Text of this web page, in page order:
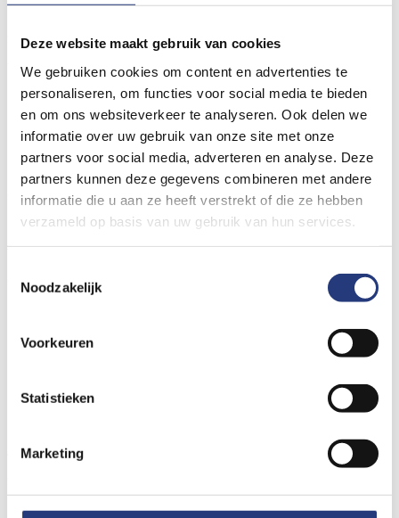
Deze website maakt gebruik van cookies
We gebruiken cookies om content en advertenties te
personaliseren, om functies voor social media te bieden
en om ons websiteverkeer te analyseren. Ook delen we
informatie over uw gebruik van onze site met onze
partners voor social media, adverteren en analyse. Deze
partners kunnen deze gegevens combineren met andere
informatie die u aan ze heeft verstrekt of die ze hebben
verzameld op basis van uw gebruik van hun services.
Noodzakelijk
Voorkeuren
Statistieken
Marketing
De scan wordt gemaakt door een laborant. De laborant vertelt
steeds wat hij/zij doet. Je mag altijd vragen stellen als je meer
wilt weten.
De foto’s worden gemaakt met een groot apparaat. In het
midden zit een grote ronde opening. Je ligt op je rug op een
lange smalle onderzoekstafel. De tafel schuift langzaam door
een soort grote ring. Het lijkt een korte tunnel. In de ring zit
het fotoapparaat. Stukje voor stukje, foto voor foto, schuift de
tafel er doorheen. De grote ring draait om jou heen. Je hoort
een zoemend geluid als het apparaat foto’s maakt. Je ziet rode
De laborant zit achter een raam. Via een microfoon kan hij of zij
kunt de foto’s zelf niet zien.
Als het nodig is, krijg je contrastvloeistof via het infuus. Daarna